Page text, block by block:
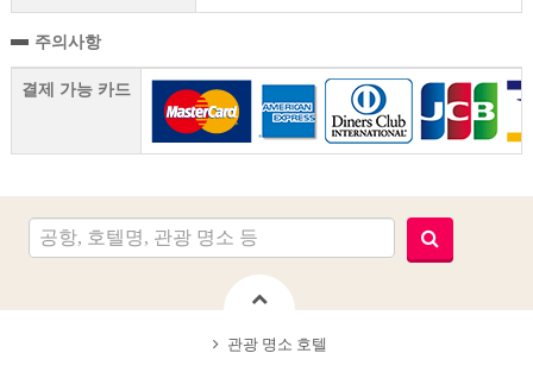
주의사항
결제 가능 카드
관광 명소 호텔